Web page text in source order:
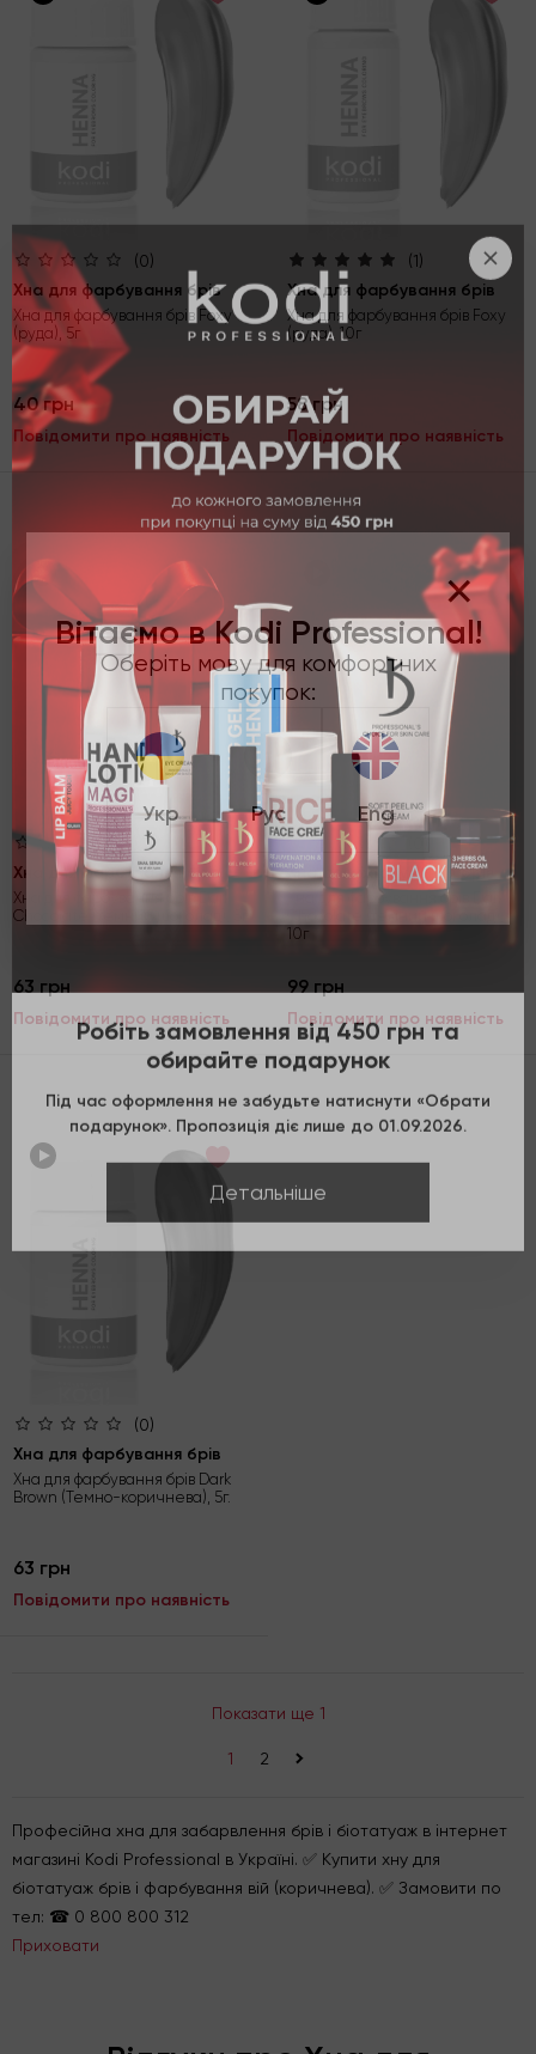
×
Вітаємо в Kodi Professional!
Оберіть мову для комфортних
покупок:
Укр Рус Eng
(0)
Хна для фарбування брів
Хна для фарбування брів Foxy
(руда), 5г
40 грн
Повідомити про наявність
(1)
Хна для фарбування брів
Хна для фарбування брів Foxy
(руда), 10г
58 грн
Повідомити про наявність
(0)
Хна для фарбування брів
Хна для фарбування брів Dark
Chocolate (темний шоколад), 5г
63 грн
Повідомити про наявність
Хна для фарбування брів
Хна для фарбування брів Dark
10г
99 грн
Повідомити про наявність
(0)
Хна для фарбування брів
Хна для фарбування брів Dark
Brown (Темно-коричнева), 5г.
63 грн
Повідомити про наявність
Показати ще 1
1 2 >
Професійна хна для забарвлення брів і біотатуаж в інтернет
магазині Kodi Professional в Україні. ✅ Купити хну для
біотатуаж брів і фарбування вій (коричнева). ✅ Замовити по
тел: ☎ 0 800 800 312
Приховати
Робіть замовлення від 450 грн та
обирайте подарунок
Під час оформлення не забудьте натиснути «Обрати
подарунок». Пропозиція діє лише до 01.09.2026.
Детальніше